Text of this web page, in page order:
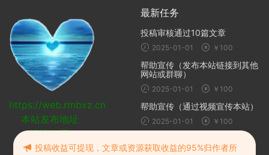
https://web.rmbxz.cn
本站发布地址
建议收藏
最新任务
投稿审核通过10篇文章
2025-01-01 ￥100
帮助宣传（发布本站链接到其他
网站或群聊）
2025-01-01 ￥100
帮助宣传（通过视频宣传本站）
2025-01-01 ￥100
随机推荐
投稿收益可提现，文章或资源获取收益的95%归作者所